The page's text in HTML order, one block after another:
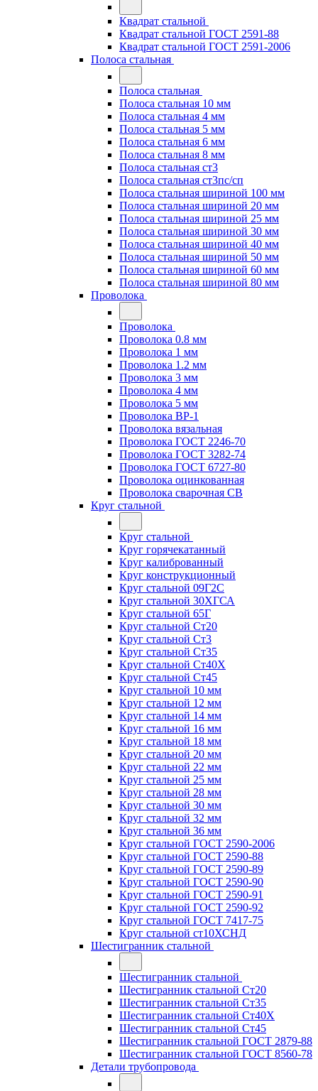
Квадрат стальной
Квадрат стальной ГОСТ 2591-88
Квадрат стальной ГОСТ 2591-2006
Полоса стальная
Полоса стальная
Полоса стальная 10 мм
Полоса стальная 4 мм
Полоса стальная 5 мм
Полоса стальная 6 мм
Полоса стальная 8 мм
Полоса стальная ст3
Полоса стальная ст3пс/сп
Полоса стальная шириной 100 мм
Полоса стальная шириной 20 мм
Полоса стальная шириной 25 мм
Полоса стальная шириной 30 мм
Полоса стальная шириной 40 мм
Полоса стальная шириной 50 мм
Полоса стальная шириной 60 мм
Полоса стальная шириной 80 мм
Проволока
Проволока
Проволока 0.8 мм
Проволока 1 мм
Проволока 1.2 мм
Проволока 3 мм
Проволока 4 мм
Проволока 5 мм
Проволока ВР-1
Проволока вязальная
Проволока ГОСТ 2246-70
Проволока ГОСТ 3282-74
Проволока ГОСТ 6727-80
Проволока оцинкованная
Проволока сварочная СВ
Круг стальной
Круг стальной
Круг горячекатанный
Круг калиброванный
Круг конструкционный
Круг стальной 09Г2С
Круг стальной 30ХГСА
Круг стальной 65Г
Круг стальной Ст20
Круг стальной Ст3
Круг стальной Ст35
Круг стальной Ст40Х
Круг стальной Ст45
Круг стальной 10 мм
Круг стальной 12 мм
Круг стальной 14 мм
Круг стальной 16 мм
Круг стальной 18 мм
Круг стальной 20 мм
Круг стальной 22 мм
Круг стальной 25 мм
Круг стальной 28 мм
Круг стальной 30 мм
Круг стальной 32 мм
Круг стальной 36 мм
Круг стальной ГОСТ 2590-2006
Круг стальной ГОСТ 2590-88
Круг стальной ГОСТ 2590-89
Круг стальной ГОСТ 2590-90
Круг стальной ГОСТ 2590-91
Круг стальной ГОСТ 2590-92
Круг стальной ГОСТ 7417-75
Круг стальной ст10ХСНД
Шестигранник стальной
Шестигранник стальной
Шестигранник стальной Ст20
Шестигранник стальной Ст35
Шестигранник стальной Ст40Х
Шестигранник стальной Ст45
Шестигранник стальной ГОСТ 2879-88
Шестигранник стальной ГОСТ 8560-78
Детали трубопровода